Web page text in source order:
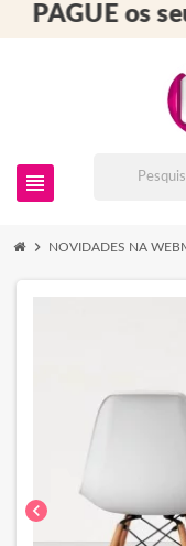
PAGUE os
view_headline
chevron_right NOVIDADES NA
chevron_left